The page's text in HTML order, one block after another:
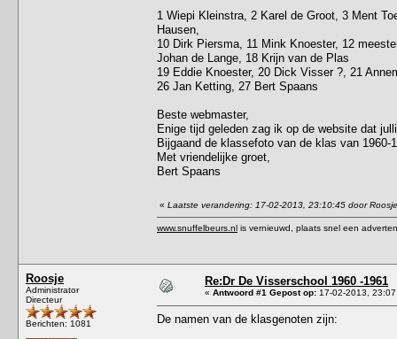
1 Wiepi Kleinstra, 2 Karel de Groot, 3 Ment
Hausen,
10 Dirk Piersma, 11 Mink Knoester, 12
Johan de Lange, 18 Krijn van de Plas
19 Eddie Knoester, 20 Dick Visser ?, 21
26 Jan Ketting, 27 Bert Spaans
Beste webmaster,
Enige tijd geleden zag ik op de website dat
Bijgaand de klassefoto van de klas van
Met vriendelijke groet,
Bert Spaans
« Laatste verandering: 17-02-2013, 23:10:45 door Roosje
www.snuffelbeurs.nl is vernieuwd, plaats snel een
Roosje
Administrator
Directeur
Berichten: 1081
Re:Dr De Visserschool 1960 -1961
« Antwoord #1 Gepost op: 17-02-2013,
De namen van de klasgenoten zijn: